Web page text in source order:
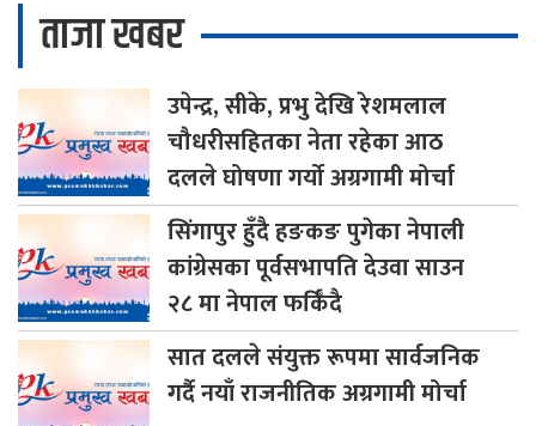
ताजा खबर
उपेन्द्र,सीके, प्रभु देखि रेशमलाल
चौधरीसहितका नेता रहेका आठ
दलले घोषणा गर्यो अग्रगामी मोर्चा
सिंगापुरहुँदै हङकङ पुगेका नेपाली
कांग्रेसका पूर्वसभापति देउवा साउन
२८ मा नेपाल फर्किँदै
सातदलले संयुक्त रूपमा सार्वजनिक
गर्दै नयाँ राजनीतिक अग्रगामी मोर्चा